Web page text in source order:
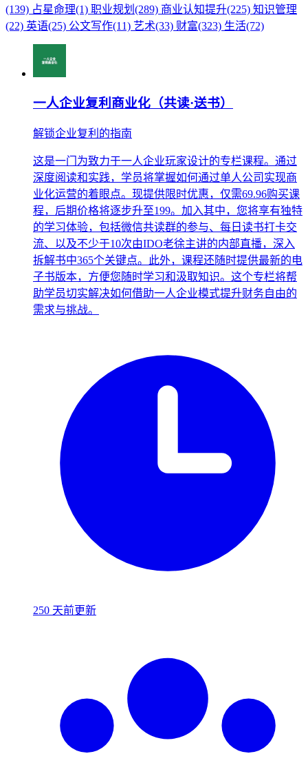
(139) 占星命理(1) 职业规划(289) 商业认知提升(225) 知识管理
(22) 英语(25) 公文写作(11) 艺术(33) 财富(323) 生活(72)
一人企业复利商业化（共读·送书）
解锁企业复利的指南
这是一门为致力于一人企业玩家设计的专栏课程。通过
深度阅读和实践，学员将掌握如何通过单人公司实现商
业化运营的着眼点。现提供限时优惠，仅需69.96购买课
程，后期价格将逐步升至199。加入其中，您将享有独特
的学习体验，包括微信共读群的参与、每日读书打卡交
流、以及不少于10次由IDO老徐主讲的内部直播，深入
拆解书中365个关键点。此外，课程还随时提供最新的电
子书版本，方便您随时学习和汲取知识。这个专栏将帮
助学员切实解决如何借助一人企业模式提升财务自由的
需求与挑战。
250 天前更新